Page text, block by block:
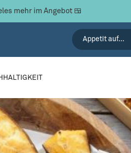
mehr im Angebot 🍱